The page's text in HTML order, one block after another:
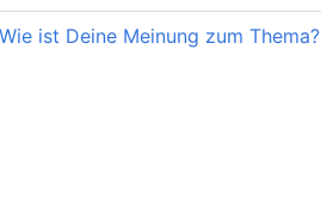
Wie ist Deine Meinung zum Thema?